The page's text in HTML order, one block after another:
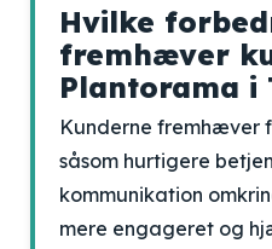
Hvilke
fremhæver
Plantorama i
Kunderne fremhæver
såsom hurtigere
kommunikation
mere engageret og